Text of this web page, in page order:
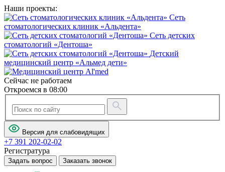
Наши проекты:
Сеть
стоматологических клиник «Альдента»
Сеть детских
стоматологий «Дентоша»
Детский
медицинский центр «Альмед дети»
Сейчас не работаем
Откроемся в 08:00
Версия для слабовидящих
+7 391 202-02-02
Регистратура
Задать вопрос Заказать звонок